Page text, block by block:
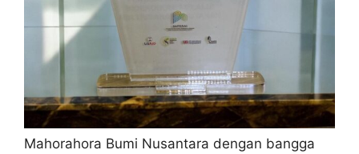
Mahorahora Bumi Nusantara dengan bangga